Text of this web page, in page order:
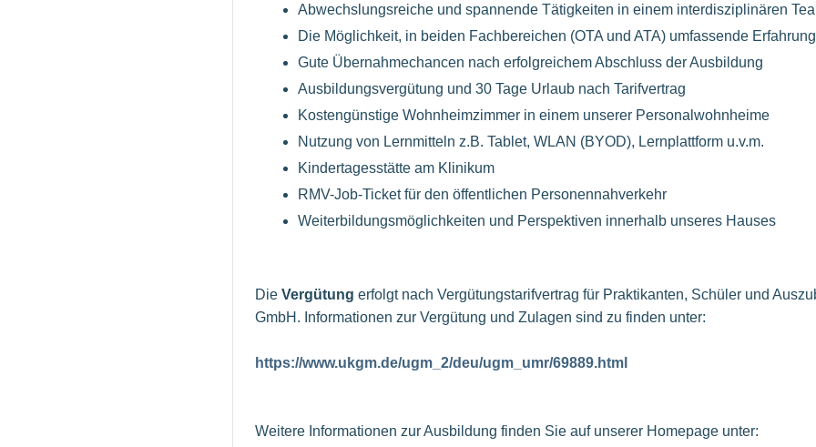
Abwechslungsreiche und spannende Tätigkeiten in einem interdisziplinären
Die Möglichkeit, in beiden Fachbereichen (OTA und ATA) umfassende
Gute Übernahmechancen nach erfolgreichem Abschluss der Ausbildung
Ausbildungsvergütung und 30 Tage Urlaub nach Tarifvertrag
Kostengünstige Wohnheimzimmer in einem unserer Personalwohnheime
Nutzung von Lernmitteln z.B. Tablet, WLAN (BYOD), Lernplattform u.v.m.
Kindertagesstätte am Klinikum
RMV-Job-Ticket für den öffentlichen Personennahverkehr
Weiterbildungsmöglichkeiten und Perspektiven innerhalb unseres Hauses
Die Vergütung erfolgt nach Vergütungstarifvertrag für Praktikanten, Schüler und
GmbH. Informationen zur Vergütung und Zulagen sind zu finden unter:
https://www.ukgm.de/ugm_2/deu/ugm_umr/69889.html
Weitere Informationen zur Ausbildung finden Sie auf unserer Homepage unter: